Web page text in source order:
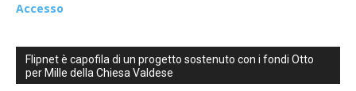
Accesso
Flipnet è capofila di un progetto sostenuto con i fondi Otto
per Mille della Chiesa Valdese